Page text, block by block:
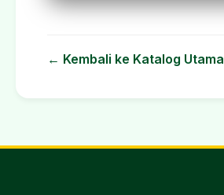
← Kembali ke Katalog Utama